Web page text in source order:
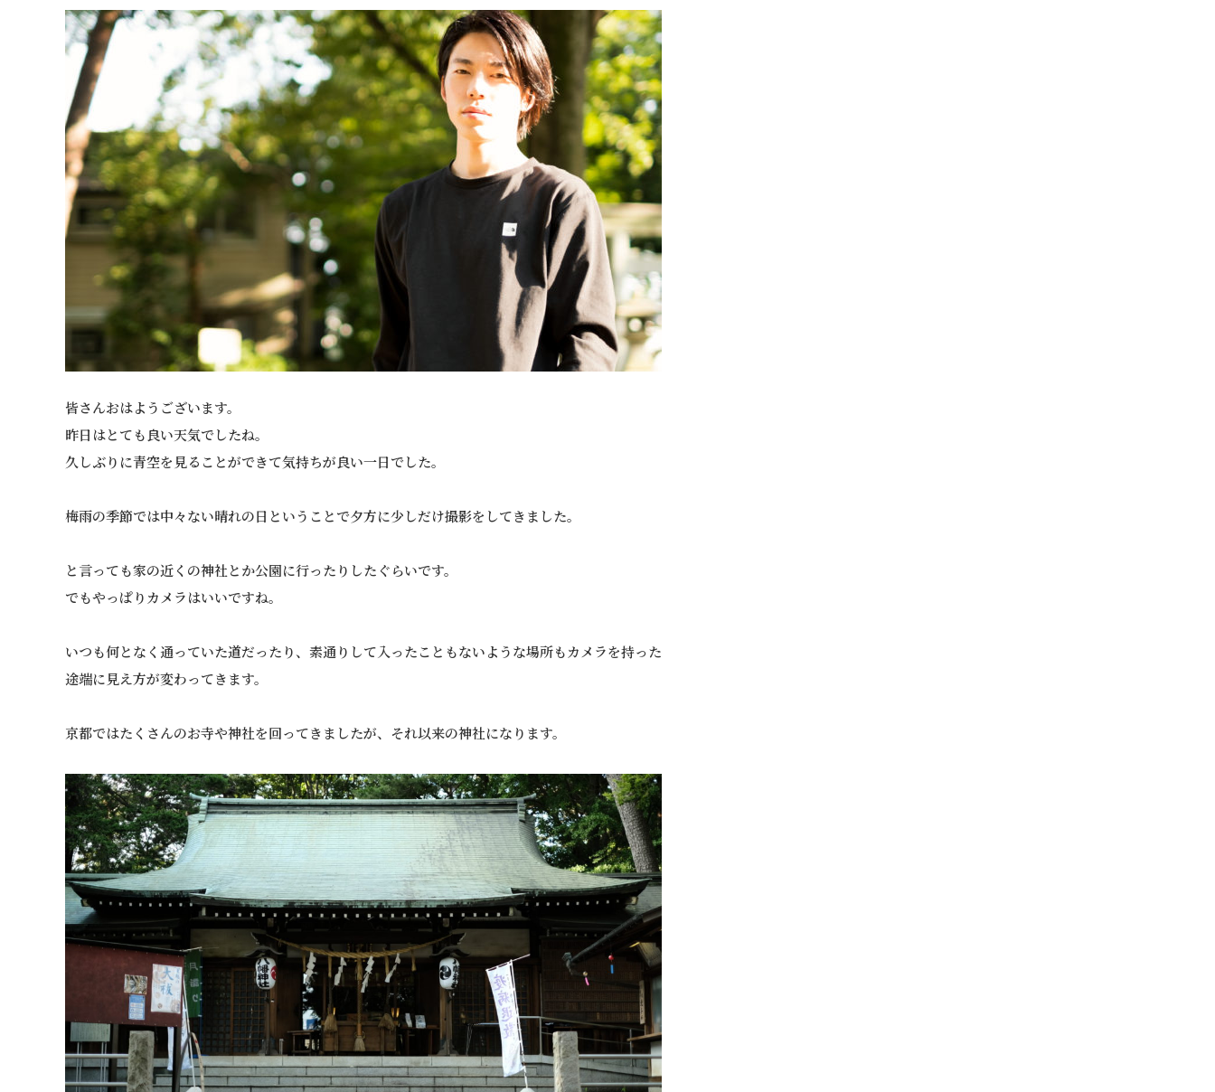
皆さんおはようございます。
昨日はとても良い天気でしたね。
久しぶりに青空を見ることができて気持ちが良い一日でした。
梅雨の季節では中々ない晴れの日ということで夕方に少しだけ撮影をしてきました。
と言っても家の近くの神社とか公園に行ったりしたぐらいです。
でもやっぱりカメラはいいですね。
いつも何となく通っていた道だったり、素通りして入ったこともないような場所もカメラを持った
途端に見え方が変わってきます。
京都ではたくさんのお寺や神社を回ってきましたが、それ以来の神社になります。